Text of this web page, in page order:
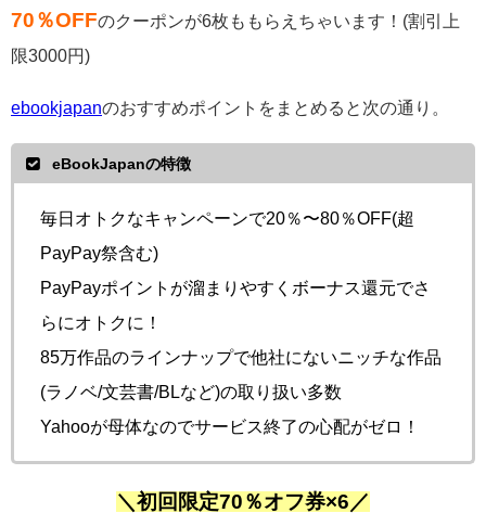
70％OFFのクーポンが6枚ももらえちゃいます！(割引上
限3000円)
ebookjapanのおすすめポイントをまとめると次の通り。
eBookJapanの特徴
毎日オトクなキャンペーンで20％〜80％OFF(超
PayPay祭含む)
PayPayポイントが溜まりやすくボーナス還元でさ
らにオトクに！
85万作品のラインナップで他社にないニッチな作品
(ラノベ/文芸書/BLなど)の取り扱い多数
Yahooが母体なのでサービス終了の心配がゼロ！
＼初回限定70％オフ券×6／